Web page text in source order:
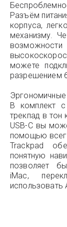
Разъём
корпуса,
механизму.
можете
разрешением
В комплект
трекпад в тон
USB-C вы
помощью
Trackpad
понятную
позволяет
iMac,
использовать